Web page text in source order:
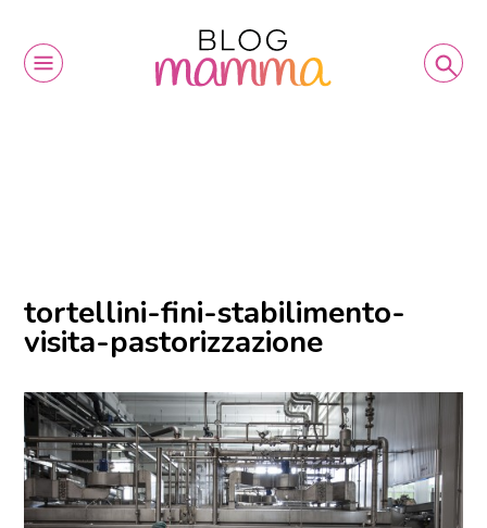
tortellini-fini-stabilimento-
visita-pastorizzazione